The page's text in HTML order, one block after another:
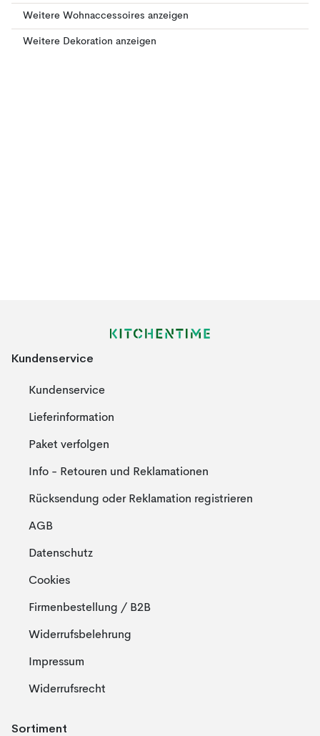
Weitere Wohnaccessoires anzeigen
Weitere Dekoration anzeigen
Kundenservice
Kundenservice
Lieferinformation
Paket verfolgen
Info - Retouren und Reklamationen
Rücksendung oder Reklamation registrieren
AGB
Datenschutz
Cookies
Firmenbestellung / B2B
Widerrufsbelehrung
Impressum
Widerrufsrecht
Sortiment